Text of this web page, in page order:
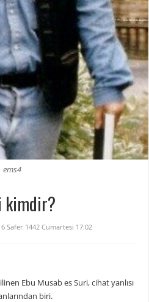
ems4
kimdir?
Safer 1442 Cumartesi 17:02
Ebu Musab es Suri, cihat yanlısı
biri.